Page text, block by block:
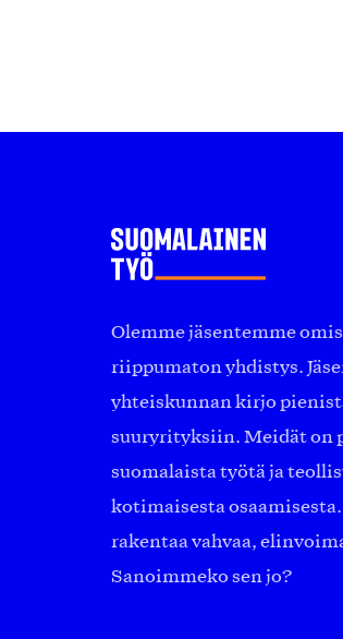
Olemme jäsentemme
riippumaton yhdistys.
yhteiskunnan kirjo
suuryrityksiin. Meidät on
suomalaista työtä ja
kotimaisesta
rakentaa vahvaa,
Sanoimmeko sen jo?